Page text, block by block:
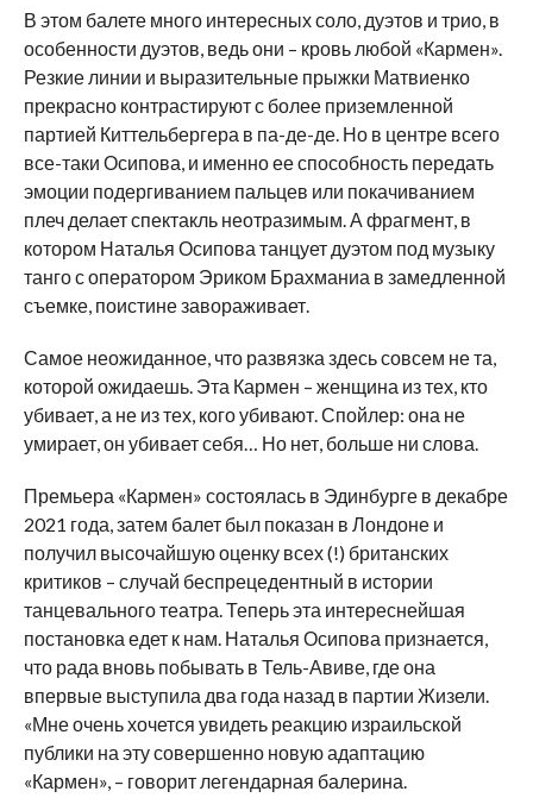
В этом балете много интересных соло, дуэтов и трио, в
особенности дуэтов, ведь они – кровь любой «Кармен».
Резкие линии и выразительные прыжки Матвиенко
прекрасно контрастируют с более приземленной
партией Киттельбергера в па-де-де. Но в центре всего
все-таки Осипова, и именно ее способность передать
эмоции подергиванием пальцев или покачиванием
плеч делает спектакль неотразимым. А фрагмент, в
котором Наталья Осипова танцует дуэтом под музыку
танго с оператором Эриком Брахманиа в замедленной
съемке, поистине завораживает.
Самое неожиданное, что развязка здесь совсем не та,
которой ожидаешь. Эта Кармен – женщина из тех, кто
убивает, а не из тех, кого убивают. Спойлер: она не
умирает, он убивает себя… Но нет, больше ни слова.
Премьера «Кармен» состоялась в Эдинбурге в декабре
2021 года, затем балет был показан в Лондоне и
получил высочайшую оценку всех (!) британских
критиков – случай беспрецедентный в истории
танцевального театра. Теперь эта интереснейшая
постановка едет к нам. Наталья Осипова признается,
что рада вновь побывать в Тель-Авиве, где она
впервые выступила два года назад в партии Жизели.
«Мне очень хочется увидеть реакцию израильской
публики на эту совершенно новую адаптацию
«Кармен», – говорит легендарная балерина.